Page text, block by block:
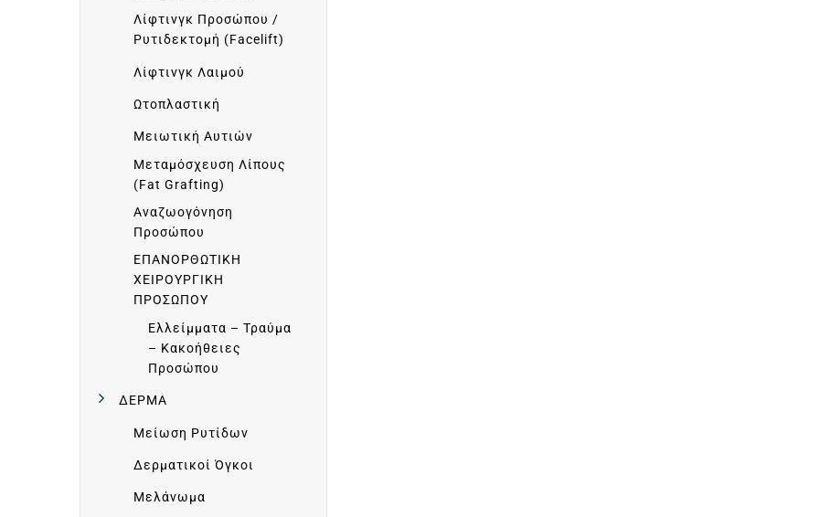
Λίφτινγκ Προσώπου /
Ρυτιδεκτομή (Facelift)
Λίφτινγκ Λαιμού
Ωτοπλαστική
Μειωτική Αυτιών
Μεταμόσχευση Λίπους
(Fat Grafting)
Αναζωογόνηση
Προσώπου
ΕΠΑΝΟΡΘΩΤΙΚΗ
ΧΕΙΡΟΥΡΓΙΚΗ
ΠΡΟΣΩΠΟΥ
Ελλείμματα – Τραύμα
– Κακοήθειες
Προσώπου
ΔΕΡΜΑ
Μείωση Ρυτίδων
Δερματικοί Όγκοι
Μελάνωμα